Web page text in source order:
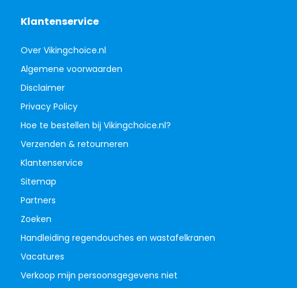
Klantenservice
Over Vikingchoice.nl
Algemene voorwaarden
Disclaimer
Privacy Policy
Hoe te bestellen bij Vikingchoice.nl?
Verzenden & retourneren
Klantenservice
Sitemap
Partners
Zoeken
Handleiding regendouches en wastafelkranen
Vacatures
Verkoop mijn persoonsgegevens niet